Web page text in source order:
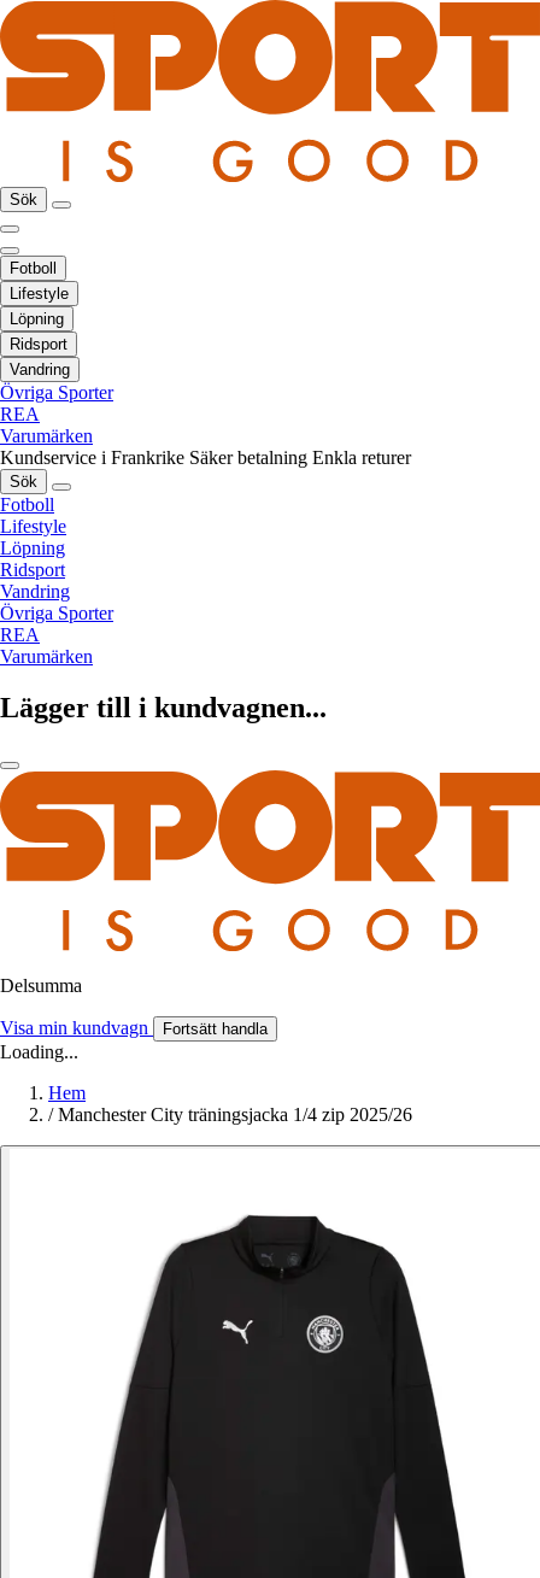
Sök
Fotboll
Lifestyle
Löpning
Ridsport
Vandring
Övriga Sporter
REA
Varumärken
Kundservice i Frankrike Säker betalning Enkla returer
Sök
Fotboll
Lifestyle
Löpning
Ridsport
Vandring
Övriga Sporter
REA
Varumärken
Lägger till i kundvagnen...
Delsumma
Visa min kundvagn Fortsätt handla
Loading...
Hem
/ Manchester City träningsjacka 1/4 zip 2025/26